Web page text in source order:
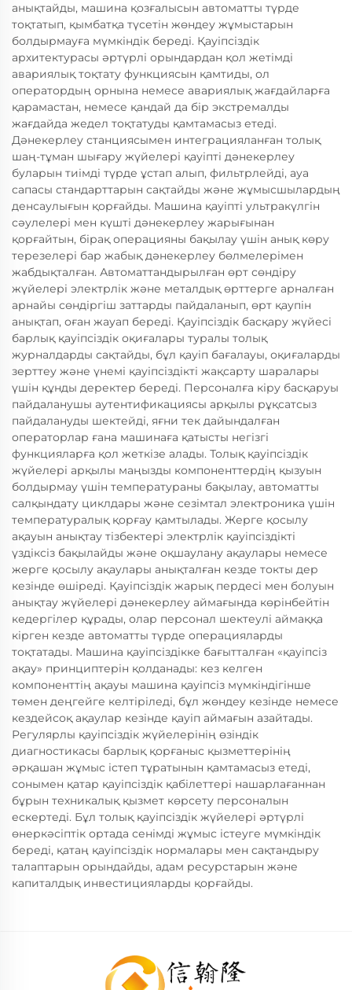
анықтайды, машина қозғалысын автоматты түрде
тоқтатып, қымбатқа түсетін жөндеу жұмыстарын
болдырмауға мүмкіндік береді. Қауіпсіздік
архитектурасы әртүрлі орындардан қол жетімді
авариялық тоқтату функциясын қамтиды, ол
оператордың орнына немесе авариялық жағдайларға
қарамастан, немесе қандай да бір экстремалды
жағдайда жедел тоқтатуды қамтамасыз етеді.
Дәнекерлеу станциясымен интеграцияланған толық
шаң-тұман шығару жүйелері қауіпті дәнекерлеу
буларын тиімді түрде ұстап алып, фильтрлейді, ауа
сапасы стандарттарын сақтайды және жұмысшылардың
денсаулығын қорғайды. Машина қауіпті ультракүлгін
сәулелері мен күшті дәнекерлеу жарығынан
қорғайтын, бірақ операцияны бақылау үшін анық көру
терезелері бар жабық дәнекерлеу бөлмелерімен
жабдықталған. Автоматтандырылған өрт сөндіру
жүйелері электрлік және металдық өрттерге арналған
арнайы сөндіргіш заттарды пайдаланып, өрт қаупін
анықтап, оған жауап береді. Қауіпсіздік басқару жүйесі
барлық қауіпсіздік оқиғалары туралы толық
журналдарды сақтайды, бұл қауіп бағалауы, оқиғаларды
зерттеу және үнемі қауіпсіздікті жақсарту шаралары
үшін құнды деректер береді. Персоналға кіру басқаруы
пайдаланушы аутентификациясы арқылы рұқсатсыз
пайдалануды шектейді, яғни тек дайындалған
операторлар ғана машинаға қатысты негізгі
функцияларға қол жеткізе алады. Толық қауіпсіздік
жүйелері арқылы маңызды компоненттердің қызуын
болдырмау үшін температураны бақылау, автоматты
салқындату циклдары және сезімтал электроника үшін
температуралық қорғау қамтылады. Жерге қосылу
ақауын анықтау тізбектері электрлік қауіпсіздікті
үздіксіз бақылайды және оқшаулану ақаулары немесе
жерге қосылу ақаулары анықталған кезде токты дер
кезінде өшіреді. Қауіпсіздік жарық пердесі мен болуын
анықтау жүйелері дәнекерлеу аймағында көрінбейтін
кедергілер құрады, олар персонал шектеулі аймаққа
кірген кезде автоматты түрде операцияларды
тоқтатады. Машина қауіпсіздікке бағытталған «қауіпсіз
ақау» принциптерін қолданады: кез келген
компоненттің ақауы машина қауіпсіз мүмкіндігінше
төмен деңгейге келтіріледі, бұл жөндеу кезінде немесе
кездейсоқ ақаулар кезінде қауіп аймағын азайтады.
Регулярлы қауіпсіздік жүйелерінің өзіндік
диагностикасы барлық қорғаныс қызметтерінің
әрқашан жұмыс істеп тұратынын қамтамасыз етеді,
сонымен қатар қауіпсіздік қабілеттері нашарлағаннан
бұрын техникалық қызмет көрсету персоналын
ескертеді. Бұл толық қауіпсіздік жүйелері әртүрлі
өнеркәсіптік ортада сенімді жұмыс істеуге мүмкіндік
береді, қатаң қауіпсіздік нормалары мен сақтандыру
талаптарын орындайды, адам ресурстарын және
капиталдық инвестицияларды қорғайды.